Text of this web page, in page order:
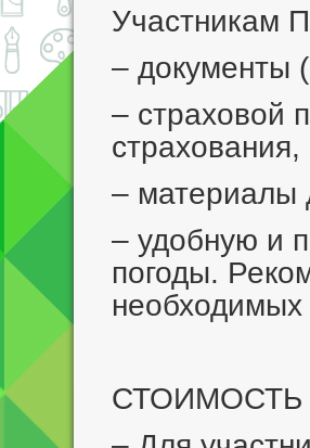
Участникам
– документы
– страховой
страхования,
– материалы
– удобную и
погоды.
СТОИМОСТЬ